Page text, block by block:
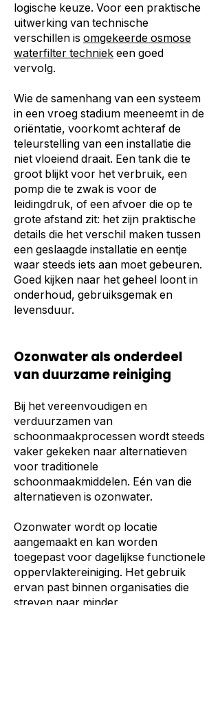
logische keuze. Voor een praktische
uitwerking van technische
verschillen is omgekeerde osmose
waterfilter techniek een goed
vervolg.
Wie de samenhang van een systeem
in een vroeg stadium meeneemt in de
oriëntatie, voorkomt achteraf de
teleurstelling van een installatie die
niet vloeiend draait. Een tank die te
groot blijkt voor het verbruik, een
pomp die te zwak is voor de
leidingdruk, of een afvoer die op te
grote afstand zit: het zijn praktische
details die het verschil maken tussen
een geslaagde installatie en eentje
waar steeds iets aan moet gebeuren.
Goed kijken naar het geheel loont in
onderhoud, gebruiksgemak en
levensduur.
Ozonwater als onderdeel
van duurzame reiniging
Bij het vereenvoudigen en
verduurzamen van
schoonmaakprocessen wordt steeds
vaker gekeken naar alternatieven
voor traditionele
schoonmaakmiddelen. Eén van die
alternatieven is ozonwater.
Ozonwater wordt op locatie
aangemaakt en kan worden
toegepast voor dagelijkse functionele
oppervlaktereiniging. Het gebruik
ervan past binnen organisaties die
streven naar minder